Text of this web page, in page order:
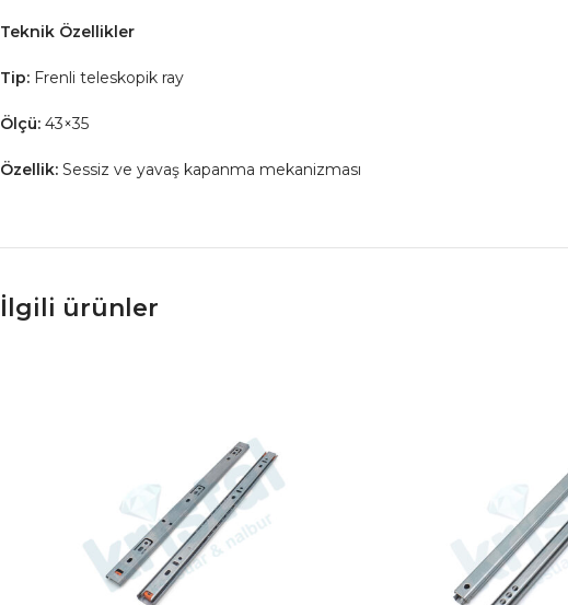
Teknik Özellikler
Tip: Frenli teleskopik ray
Ölçü: 43×35
Özellik: Sessiz ve yavaş kapanma mekanizması
İlgili ürünler